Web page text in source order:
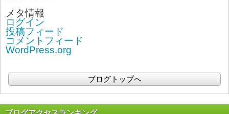
メタ情報
ログイン
投稿フィード
コメントフィード
WordPress.org
ブログトップへ